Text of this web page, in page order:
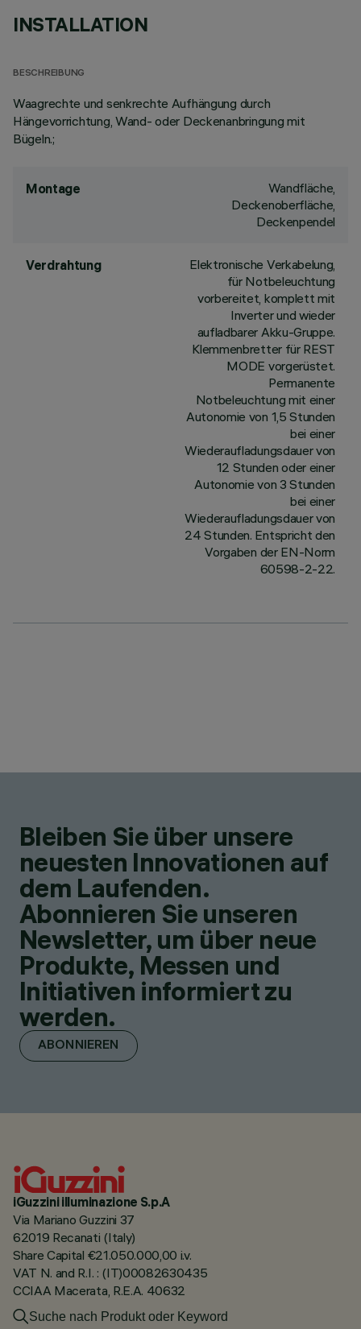
INSTALLATION
BESCHREIBUNG
Waagrechte und senkrechte Aufhängung durch
Hängevorrichtung, Wand- oder Deckenanbringung mit
Bügeln.;
Montage
Wandfläche,
Deckenoberfläche,
Deckenpendel
Verdrahtung
Elektronische Verkabelung,
für Notbeleuchtung
vorbereitet, komplett mit
Inverter und wieder
aufladbarer Akku-Gruppe.
Klemmenbretter für REST
MODE vorgerüstet.
Permanente
Notbeleuchtung mit einer
Autonomie von 1,5 Stunden
bei einer
Wiederaufladungsdauer von
12 Stunden oder einer
Autonomie von 3 Stunden
bei einer
Wiederaufladungsdauer von
24 Stunden. Entspricht den
Vorgaben der EN-Norm
60598-2-22.
Bleiben Sie über unsere
neuesten Innovationen auf
dem Laufenden.
Abonnieren Sie unseren
Newsletter, um über neue
Produkte, Messen und
Initiativen informiert zu
werden.
ABONNIEREN
iGuzzini illuminazione S.p.A
Via Mariano Guzzini 37
62019 Recanati (Italy)
Share Capital €21.050.000,00 i.v.
VAT N. and R.I. : (IT)00082630435
CCIAA Macerata, R.E.A. 40632